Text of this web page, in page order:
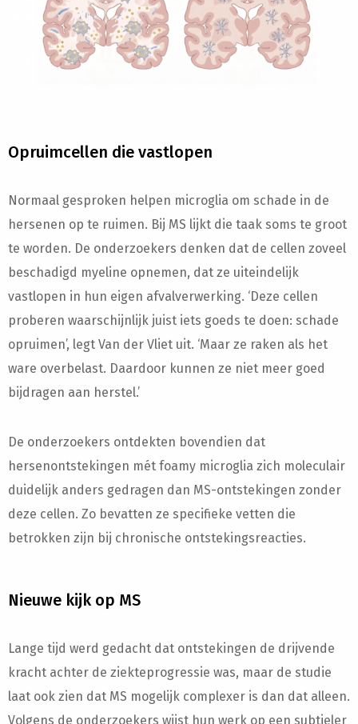
Opruimcellen die vastlopen
Normaal gesproken helpen microglia om schade in de
hersenen op te ruimen. Bij MS lijkt die taak soms te groot
te worden. De onderzoekers denken dat de cellen zoveel
beschadigd myeline opnemen, dat ze uiteindelijk
vastlopen in hun eigen afvalverwerking. ‘Deze cellen
proberen waarschijnlijk juist iets goeds te doen: schade
opruimen’, legt Van der Vliet uit. ‘Maar ze raken als het
ware overbelast. Daardoor kunnen ze niet meer goed
bijdragen aan herstel.’
De onderzoekers ontdekten bovendien dat
hersenontstekingen mét foamy microglia zich moleculair
duidelijk anders gedragen dan MS-ontstekingen zonder
deze cellen. Zo bevatten ze specifieke vetten die
betrokken zijn bij chronische ontstekingsreacties.
Nieuwe kijk op MS
Lange tijd werd gedacht dat ontstekingen de drijvende
kracht achter de ziekteprogressie was, maar de studie
laat ook zien dat MS mogelijk complexer is dan dat alleen.
Volgens de onderzoekers wijst hun werk op een subtieler